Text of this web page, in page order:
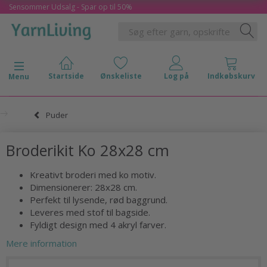
Sensommer Udsalg - Spar op til 50%
Skifte navigation
Menu
Puder
Broderikit Ko 28x28 cm
Kreativt broderi med ko motiv.
Dimensionerer: 28x28 cm.
Perfekt til lysende, rød baggrund.
Leveres med stof til bagside.
Fyldigt design med 4 akryl farver.
Mere information